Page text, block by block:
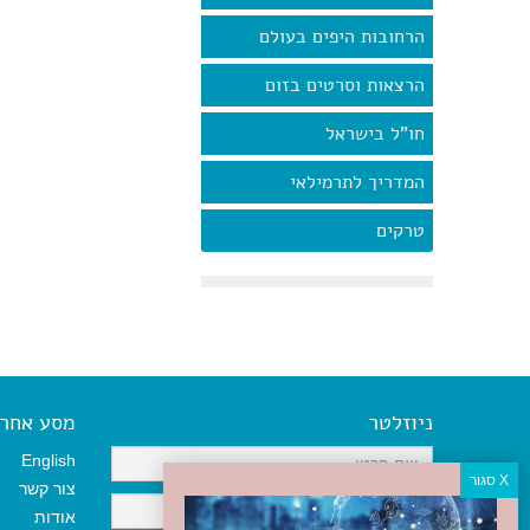
הרחובות היפים בעולם
הרצאות וסרטים בזום
חו"ל בישראל
המדריך לתרמילאי
טרקים
ניוזלטר מסע אחר
English
צור קשר
אודות